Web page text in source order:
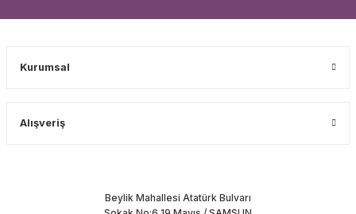
Kurumsal
Alışveriş
Beylik Mahallesi Atatürk Bulvarı